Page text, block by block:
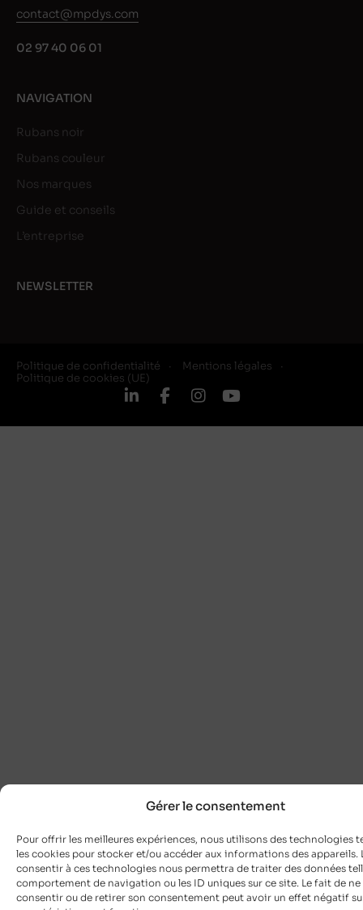
Gérer le consentement
Pour offrir les meilleures expériences, nous utilisons des technologies
les cookies pour stocker et/ou accéder aux informations des appareils.
consentir à ces technologies nous permettra de traiter des données
comportement de navigation ou les ID uniques sur ce site. Le fait de ne
consentir ou de retirer son consentement peut avoir un effet négatif
contact@mpdys.com
02 97 40 06 01
NAVIGATION
Rubans noir
Rubans couleur
Nos marques
Guide et conseils
L’entreprise
NEWSLETTER
Politique de confidentialité
Mentions légales
Politique de cookies (UE)